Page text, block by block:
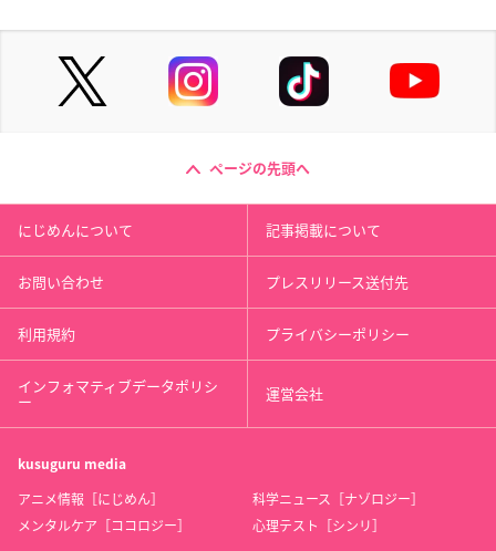
ページの先頭へ
にじめんについて 記事掲載について
お問い合わせ プレスリリース送付先
利用規約 プライバシーポリシー
インフォマティブデータポリシ
ー 運営会社
kusuguru media
アニメ情報［にじめん］
科学ニュース［ナゾロジー］
メンタルケア［ココロジー］
心理テスト［シンリ］